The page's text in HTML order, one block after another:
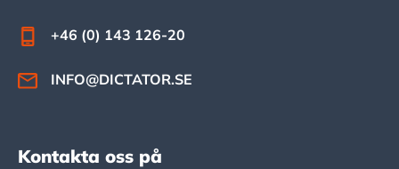
+46 (0) 143 126-20
INFO@DICTATOR.SE
Kontakta oss på